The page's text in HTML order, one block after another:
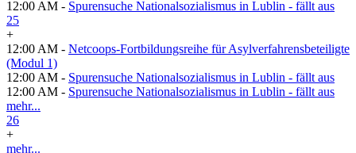
12:00 AM - Spurensuche Nationalsozialismus in Lublin - fällt aus
25
+
12:00 AM - Netcoops-Fortbildungsreihe für Asylverfahrensbeteiligte
(Modul 1)
12:00 AM - Spurensuche Nationalsozialismus in Lublin - fällt aus
12:00 AM - Spurensuche Nationalsozialismus in Lublin - fällt aus
mehr...
26
+
mehr...